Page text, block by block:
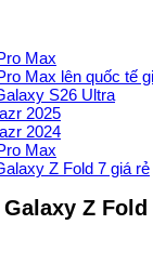
Max
Max lên quốc tế
S26 Ultra
2025
2024
Max
Z Fold 7 giá rẻ
Z